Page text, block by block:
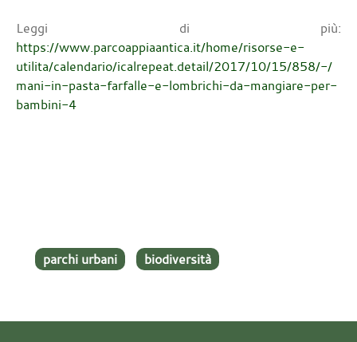
Leggi di più:
https://www.parcoappiaantica.it/home/risorse-e-
utilita/calendario/icalrepeat.detail/2017/10/15/858/-/
mani-in-pasta-farfalle-e-lombrichi-da-mangiare-per-
bambini-4
parchi urbani biodiversità